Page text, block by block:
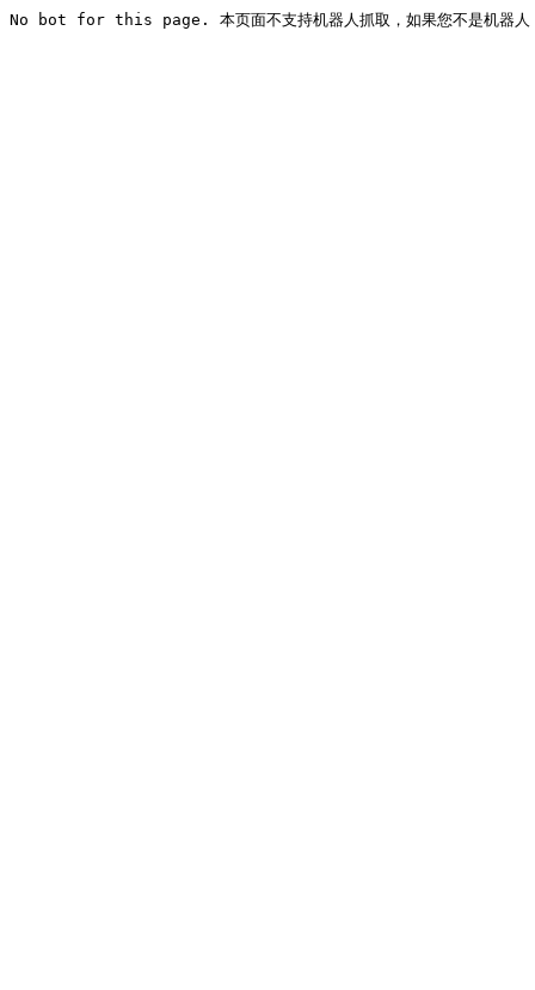
No bot for this page. 本页面不支持机器人抓取，如果您不是机器人，